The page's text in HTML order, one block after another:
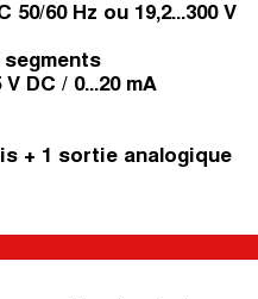
50/60 Hz ou 19,2...300 V
segments
DC / 0...20 mA
+ 1 sortie analogique